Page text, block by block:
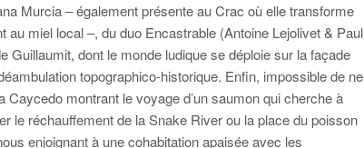
Murcia – également présente au Crac où elle transforme
au miel local –, du duo Encastrable (Antoine Lejolivet & Paul
dont le monde ludique se déploie sur la façade
topographico-historique. Enfin, impossible de ne
Caycedo montrant le voyage d’un saumon qui cherche à
le réchauffement de la Snake River ou la place du poisson
enjoignant à une cohabitation apaisée avec les